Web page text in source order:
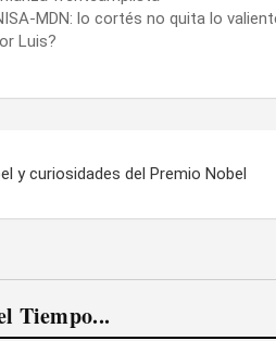
MDN: lo cortés no quita lo
Luis?
y curiosidades del Premio Nobel
Tiempo...